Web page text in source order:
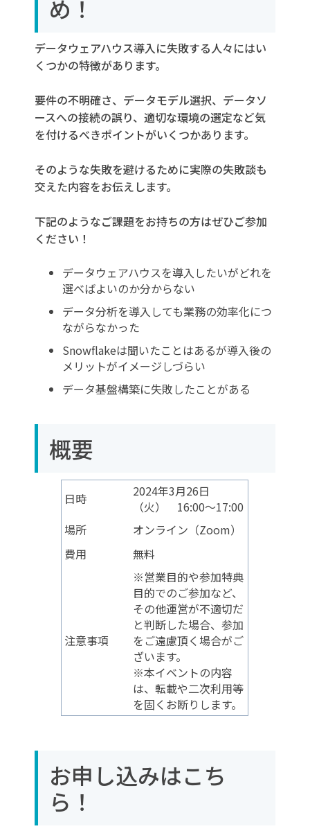
め！
データウェアハウス導入に失敗する人々にはい
くつかの特徴があります。
要件の不明確さ、データモデル選択、データソ
ースへの接続の誤り、適切な環境の選定など気
を付けるべきポイントがいくつかあります。
そのような失敗を避けるために実際の失敗談も
交えた内容をお伝えします。
下記のようなご課題をお持ちの方はぜひご参加
ください！
データウェアハウスを導入したいがどれを
選べばよいのか分からない
データ分析を導入しても業務の効率化につ
ながらなかった
Snowflakeは聞いたことはあるが導入後の
メリットがイメージしづらい
データ基盤構築に失敗したことがある
概要
日時
2024年3月26日
（火） 16:00～17:00
場所
オンライン（Zoom）
費用
無料
注意事項
※営業目的や参加特典
目的でのご参加など、
その他運営が不適切だ
と判断した場合、参加
をご遠慮頂く場合がご
ざいます。
※本イベントの内容
は、転載や二次利用等
を固くお断りします。
お申し込みはこち
ら！